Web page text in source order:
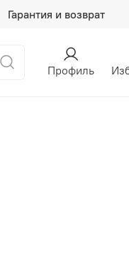
Гарантия и возврат
Профиль